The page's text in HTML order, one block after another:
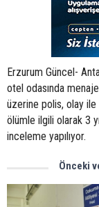
Erzurum Güncel-
otel odasında
üzerine polis, olay ile
ölümle ilgili olarak 3
inceleme yapılıyor.
Önceki